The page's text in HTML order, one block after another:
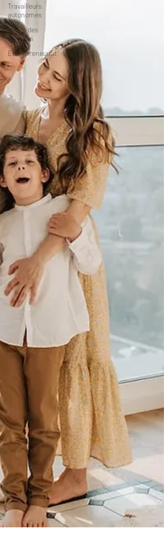
Travailleurs
autonomes
Impôt des
sociétés
Entrepreneuriat